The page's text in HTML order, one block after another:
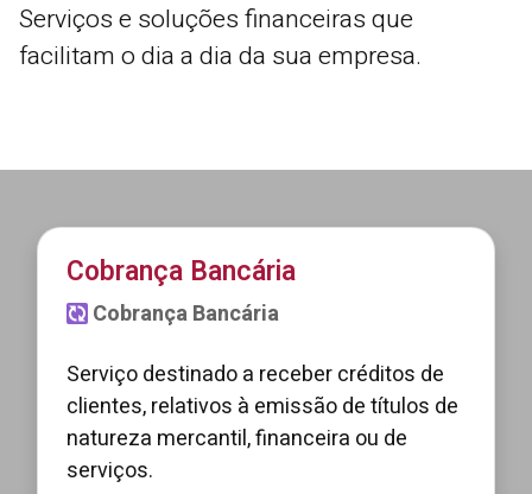
Serviços e soluções financeiras que
facilitam o dia a dia da sua empresa.
Cobrança Bancária
Cobrança Bancária
Serviço destinado a receber créditos de
clientes, relativos à emissão de títulos de
natureza mercantil, financeira ou de
serviços.